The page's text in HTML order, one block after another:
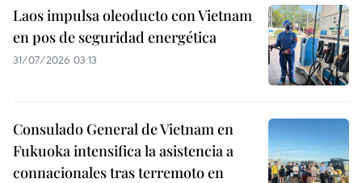
Laos impulsa oleoducto con Vietnam
en pos de seguridad energética
31/07/2026 03:13
Consulado General de Vietnam en
Fukuoka intensifica la asistencia a
connacionales tras terremoto en